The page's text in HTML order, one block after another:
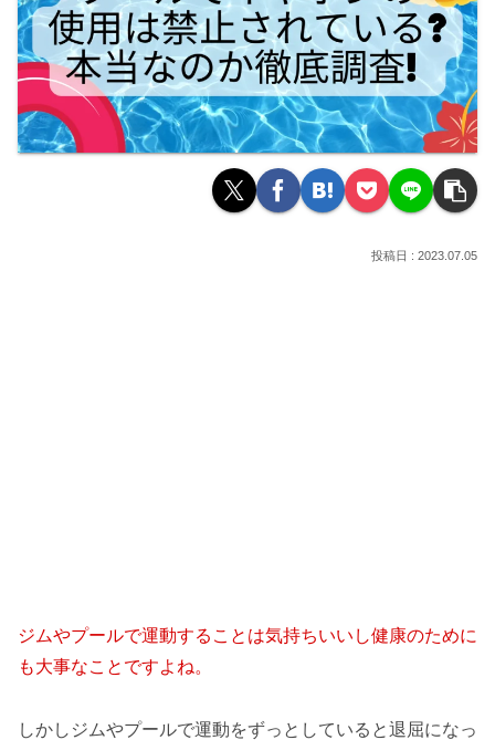
2023.07.05
ジムやプールで運動することは気持ちいいし健康のために
も大事なことですよね。
しかしジムやプールで運動をずっとしていると退屈になっ